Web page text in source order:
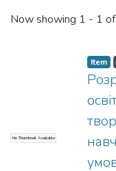
Now showing 1 - 1
No Thumbnail Available
Item